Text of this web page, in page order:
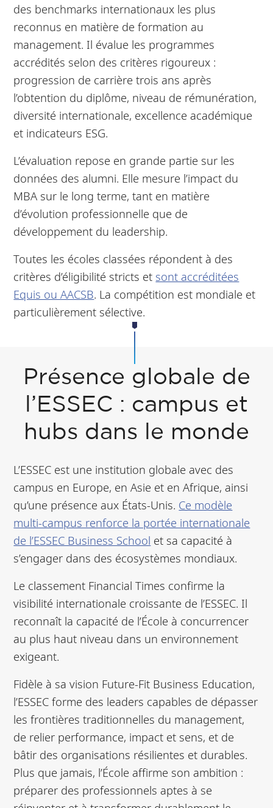
des benchmarks internationaux les plus
reconnus en matière de formation au
management. Il évalue les programmes
accrédités selon des critères rigoureux :
progression de carrière trois ans après
l’obtention du diplôme, niveau de rémunération,
diversité internationale, excellence académique
et indicateurs ESG.
L’évaluation repose en grande partie sur les
données des alumni. Elle mesure l’impact du
MBA sur le long terme, tant en matière
d’évolution professionnelle que de
développement du leadership.
Toutes les écoles classées répondent à des
critères d’éligibilité stricts et sont accréditées
Equis ou AACSB. La compétition est mondiale et
particulièrement sélective.
Présence globale de
l’ESSEC : campus et
hubs dans le monde
L’ESSEC est une institution globale avec des
campus en Europe, en Asie et en Afrique, ainsi
qu’une présence aux États-Unis. Ce modèle
multi-campus renforce la portée internationale
de l’ESSEC Business School et sa capacité à
s’engager dans des écosystèmes mondiaux.
Le classement Financial Times confirme la
visibilité internationale croissante de l’ESSEC. Il
reconnaît la capacité de l’École à concurrencer
au plus haut niveau dans un environnement
exigeant.
Fidèle à sa vision Future-Fit Business Education,
l’ESSEC forme des leaders capables de dépasser
les frontières traditionnelles du management,
de relier performance, impact et sens, et de
bâtir des organisations résilientes et durables.
Plus que jamais, l’École affirme son ambition :
préparer des professionnels aptes à se